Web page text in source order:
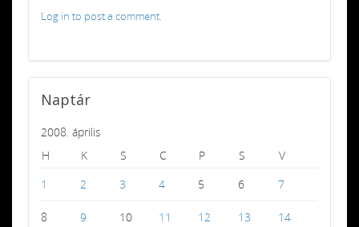
Log in to post a comment.
Naptár
2008. április
H
K S C P S
V
1
2 3 4 5 6 7
8 9 10 11 12 13 14